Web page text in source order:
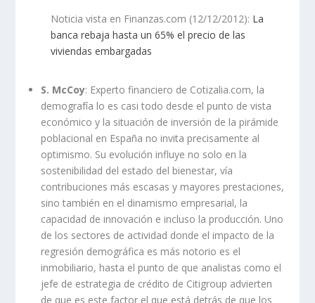
Noticia vista en Finanzas.com (12/12/2012): La
banca rebaja hasta un 65% el precio de las
viviendas embargadas
S. McCoy: Experto financiero de Cotizalia.com, la
demografía lo es casi todo desde el punto de vista
económico y la situación de inversión de la pirámide
poblacional en España no invita precisamente al
optimismo. Su evolución influye no solo en la
sostenibilidad del estado del bienestar, vía
contribuciones más escasas y mayores prestaciones,
sino también en el dinamismo empresarial, la
capacidad de innovación e incluso la producción. Uno
de los sectores de actividad donde el impacto de la
regresión demográfica es más notorio es el
inmobiliario, hasta el punto de que analistas como el
jefe de estrategia de crédito de Citigroup advierten
de que es este factor el que está detrás de que los